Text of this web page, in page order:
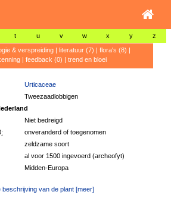
t u v w x y z
& verspreiding| literatuur (7) | flora's (8) |
| feedback (0) | trend en bloei
Urticaceae
Tweezaadlobbigen
Niet bedreigd
onveranderd of toegenomen
zeldzame soort
al voor 1500 ingevoerd (archeofyt)
Midden-Europa
beschrijving van de plant [meer]